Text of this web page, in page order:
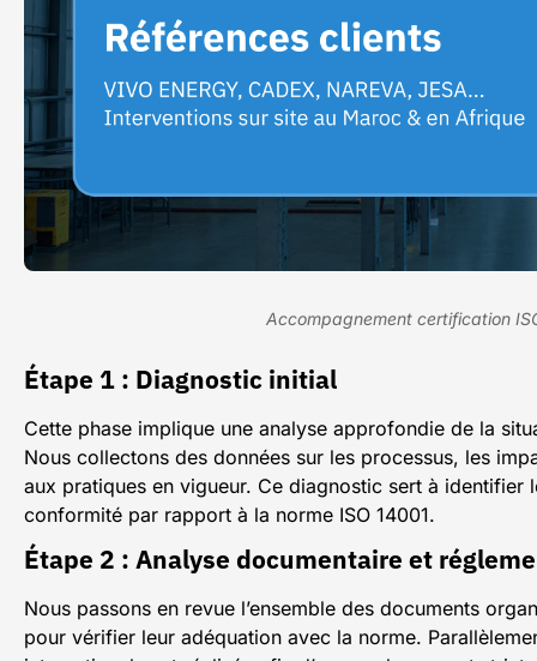
Accompagnement certification
Étape 1 : Diagnostic initial
Cette phase implique une analyse approfondie de la
Nous collectons des données sur les processus, les
aux pratiques en vigueur. Ce diagnostic sert à
conformité par rapport à la norme ISO 14001.
Étape 2 : Analyse documentaire et
Nous passons en revue l’ensemble des documents
pour vérifier leur adéquation avec la norme.